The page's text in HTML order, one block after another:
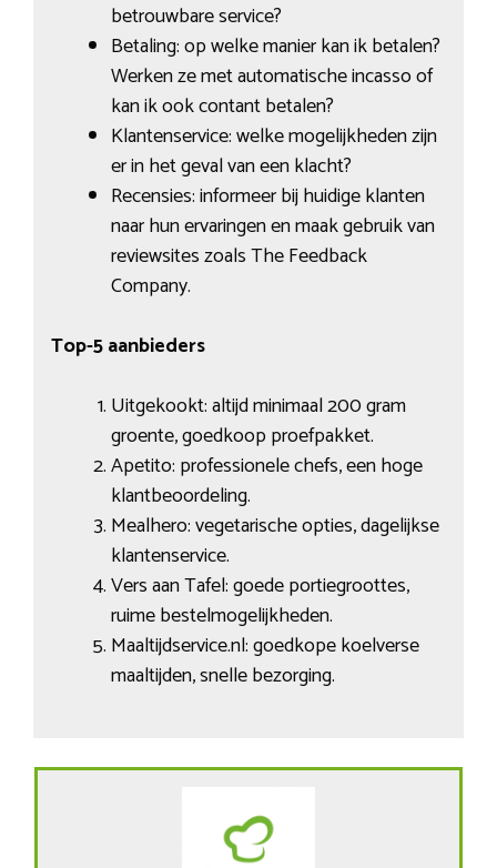
betrouwbare service?
Betaling: op welke manier kan ik betalen?
Werken ze met automatische incasso of
kan ik ook contant betalen?
Klantenservice: welke mogelijkheden zijn
er in het geval van een klacht?
Recensies: informeer bij huidige klanten
naar hun ervaringen en maak gebruik van
reviewsites zoals The Feedback
Company.
Top-5 aanbieders
Uitgekookt: altijd minimaal 200 gram
groente, goedkoop proefpakket.
Apetito: professionele chefs, een hoge
klantbeoordeling.
Mealhero: vegetarische opties, dagelijkse
klantenservice.
Vers aan Tafel: goede portiegroottes,
ruime bestelmogelijkheden.
Maaltijdservice.nl: goedkope koelverse
maaltijden, snelle bezorging.